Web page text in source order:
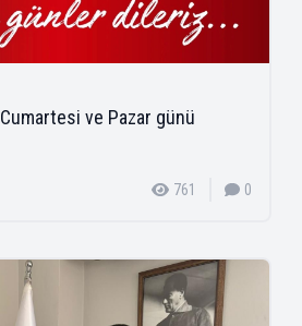
ve Pazar günü
761 0